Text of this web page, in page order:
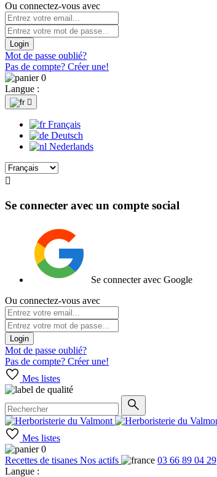
Ou connectez-vous avec
Login
Mot de passe oublié?
Pas de compte? Créer une!
0
Langue :

Français
Deutsch
Nederlands

Se connecter avec un compte social
Se connecter avec Google
Ou connectez-vous avec
Login
Mot de passe oublié?
Pas de compte? Créer une!
Mes listes
Mes listes
0
Recettes de tisanes Nos actifs 03 66 89 04 29
Langue :